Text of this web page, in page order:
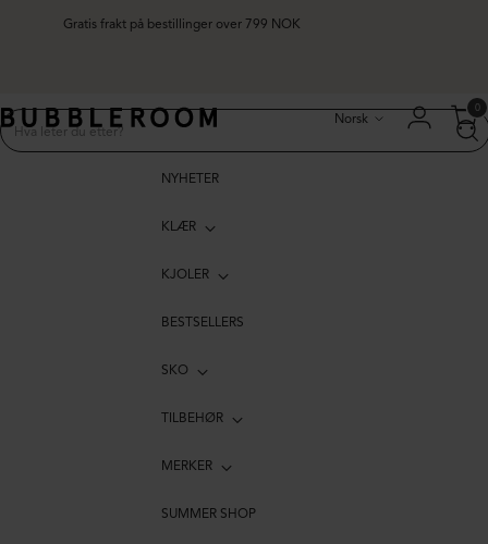
Gratis frakt på bestillinger over 799 NOK
Norsk
0
NYHETER
KLÆR
KJOLER
BESTSELLERS
SKO
TILBEHØR
MERKER
SUMMER SHOP